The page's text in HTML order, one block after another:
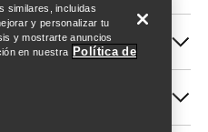
similares, incluidas
y personalizar tu
y mostrarte anuncios
en nuestra Política de